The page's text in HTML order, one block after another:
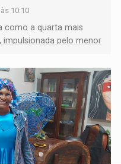
10:10
como a quarta mais
impulsionada pelo menor